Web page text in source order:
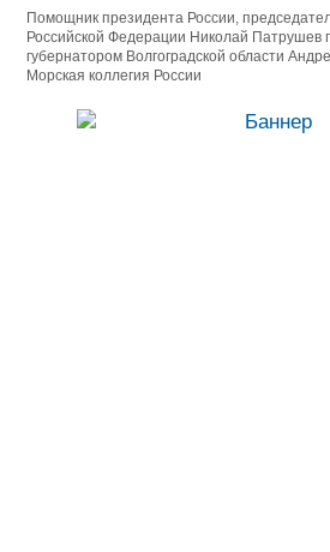
Помощник президента России,
Российской Федерации Николай Патрушев
губернатором Волгоградской области
Морская коллегия России